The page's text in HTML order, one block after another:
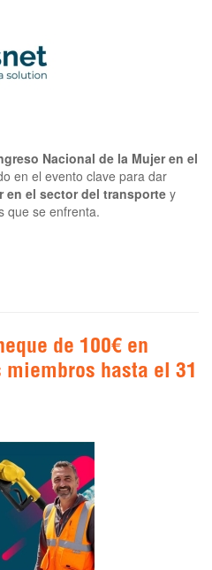
Nacional de la Mujer en el
en el evento clave para dar
en el sector del transporte y
que se enfrenta.
de 100€ en
hasta el 31